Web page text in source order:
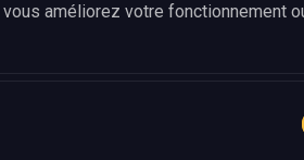
améliorez votre fonctionnement